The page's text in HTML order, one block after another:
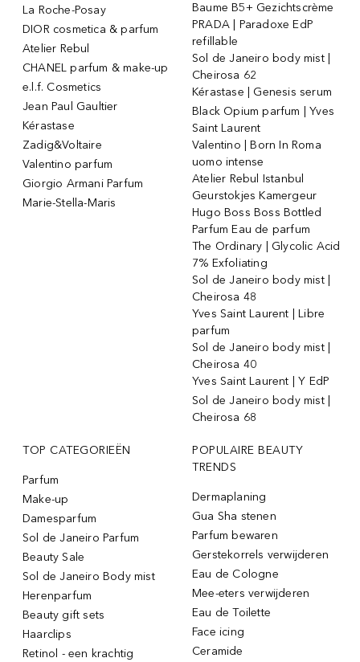
La Roche-Posay
DIOR cosmetica & parfum
Atelier Rebul
CHANEL parfum & make-up
e.l.f. Cosmetics
Jean Paul Gaultier
Kérastase
Zadig&Voltaire
Valentino parfum
Giorgio Armani Parfum
Marie-Stella-Maris
Baume B5+ Gezichtscrème
PRADA | Paradoxe EdP
refillable
Sol de Janeiro body mist |
Cheirosa 62
Kérastase | Genesis serum
Black Opium parfum | Yves
Saint Laurent
Valentino | Born In Roma
uomo intense
Atelier Rebul Istanbul
Geurstokjes Kamergeur
Hugo Boss Boss Bottled
Parfum Eau de parfum
The Ordinary | Glycolic Acid
7% Exfoliating
Sol de Janeiro body mist |
Cheirosa 48
Yves Saint Laurent | Libre
parfum
Sol de Janeiro body mist |
Cheirosa 40
Yves Saint Laurent | Y EdP
Sol de Janeiro body mist |
Cheirosa 68
TOP CATEGORIEËN
Parfum
Make-up
Damesparfum
Sol de Janeiro Parfum
Beauty Sale
Sol de Janeiro Body mist
Herenparfum
Beauty gift sets
Haarclips
Retinol - een krachtig
POPULAIRE BEAUTY
TRENDS
Dermaplaning
Gua Sha stenen
Parfum bewaren
Gerstekorrels verwijderen
Eau de Cologne
Mee-eters verwijderen
Eau de Toilette
Face icing
Ceramide